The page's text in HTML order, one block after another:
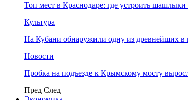
Топ мест в Краснодаре: где устроить шашлыки
Культура
На Кубани обнаружили одну из древнейших в
Новости
Пробка на подъезде к Крымскому мосту
Пред След